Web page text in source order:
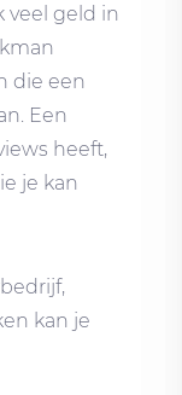
veel geld in
die een
Een
heeft,
je kan
kan je